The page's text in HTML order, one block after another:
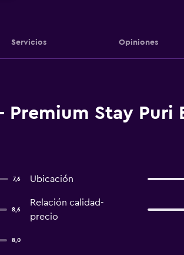
Servicios Opiniones
Stay Puri
7,6 Ubicación
8,6
Relación calidad-
precio
8,0